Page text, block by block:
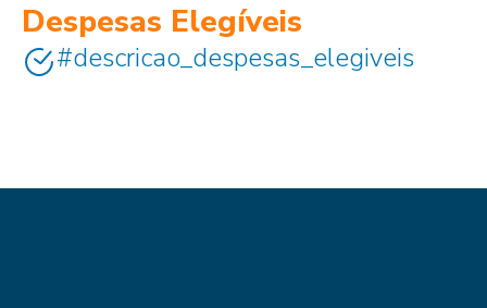
Despesas Elegíveis
#descricao_despesas_elegiveis​